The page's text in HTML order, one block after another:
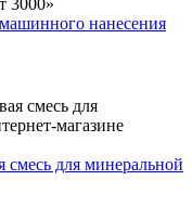
нанесения
для минеральной